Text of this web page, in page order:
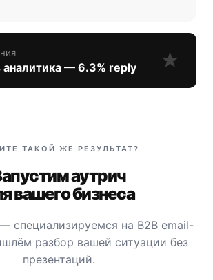
— 6.3% reply ★
ТАКОЙ ЖЕ РЕЗУЛЬТАТ?
аутрич
вашего бизнеса
специализируемся на B2B email-
разбор вашей ситуации без
презентаций.